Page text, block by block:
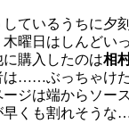
ているうちに夕
曜日はしんどい
購入したのは相
は……ぶっちゃけた
ージは端からソー
早くも割れそうな